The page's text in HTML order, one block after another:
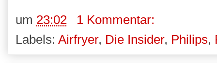
um 23:02
1 Kommentar:
Labels: Airfryer, Die Insider, Philips,